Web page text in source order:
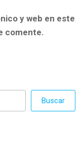
y web en este
comente.
Buscar